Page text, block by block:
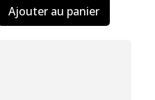
Ajouter au panier